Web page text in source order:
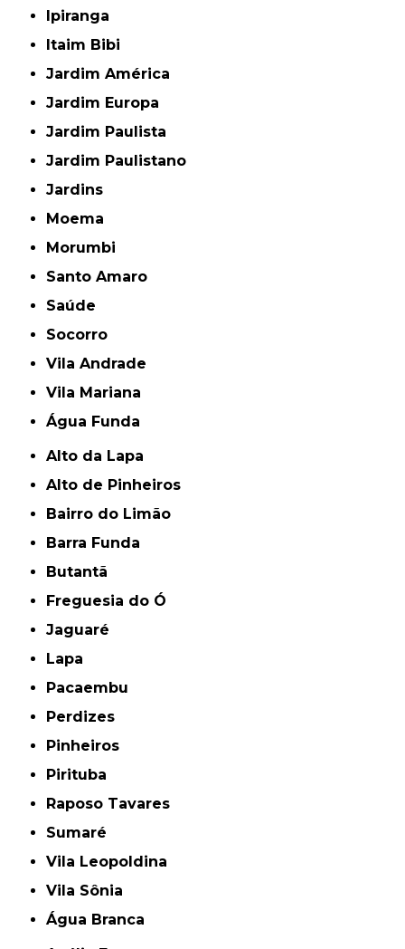
Ipiranga
Itaim Bibi
Jardim América
Jardim Europa
Jardim Paulista
Jardim Paulistano
Jardins
Moema
Morumbi
Santo Amaro
Saúde
Socorro
Vila Andrade
Vila Mariana
Água Funda
Alto da Lapa
Alto de Pinheiros
Bairro do Limão
Barra Funda
Butantã
Freguesia do Ó
Jaguaré
Lapa
Pacaembu
Perdizes
Pinheiros
Pirituba
Raposo Tavares
Sumaré
Vila Leopoldina
Vila Sônia
Água Branca